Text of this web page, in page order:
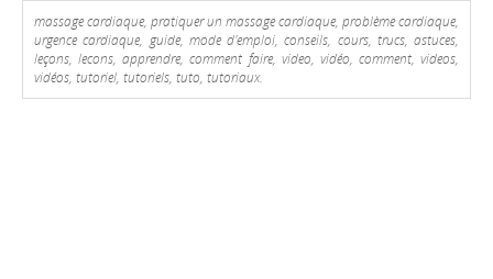
massage cardiaque, pratiquer un massage cardiaque, problème cardiaque,
urgence cardiaque, guide, mode d'emploi, conseils, cours, trucs, astuces,
leçons, lecons, apprendre, comment faire, video, vidéo, comment, videos,
vidéos, tutoriel, tutoriels, tuto, tutoriaux.